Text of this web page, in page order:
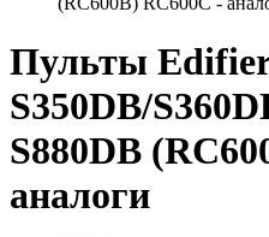
Пульты
S350DB/
S880DB
аналоги